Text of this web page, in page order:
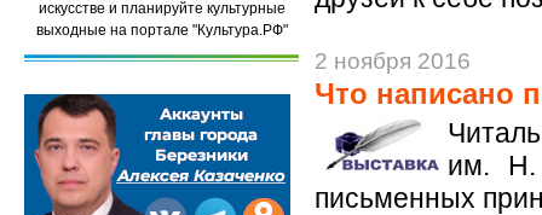
2 ноября 2016
Что написано
им. Н.
письменных
искусстве и планируйте культурные
выходные на портале "Культура.РФ"